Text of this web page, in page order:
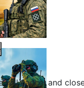
will cancel and